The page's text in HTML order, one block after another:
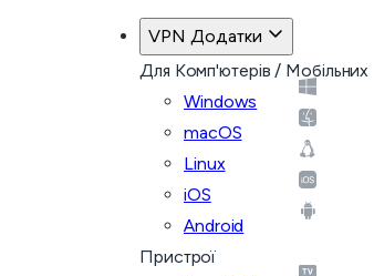
VPN Додатки
Для Комп'ютерів / Мобільних
Windows
macOS
Linux
iOS
Android
Пристрої